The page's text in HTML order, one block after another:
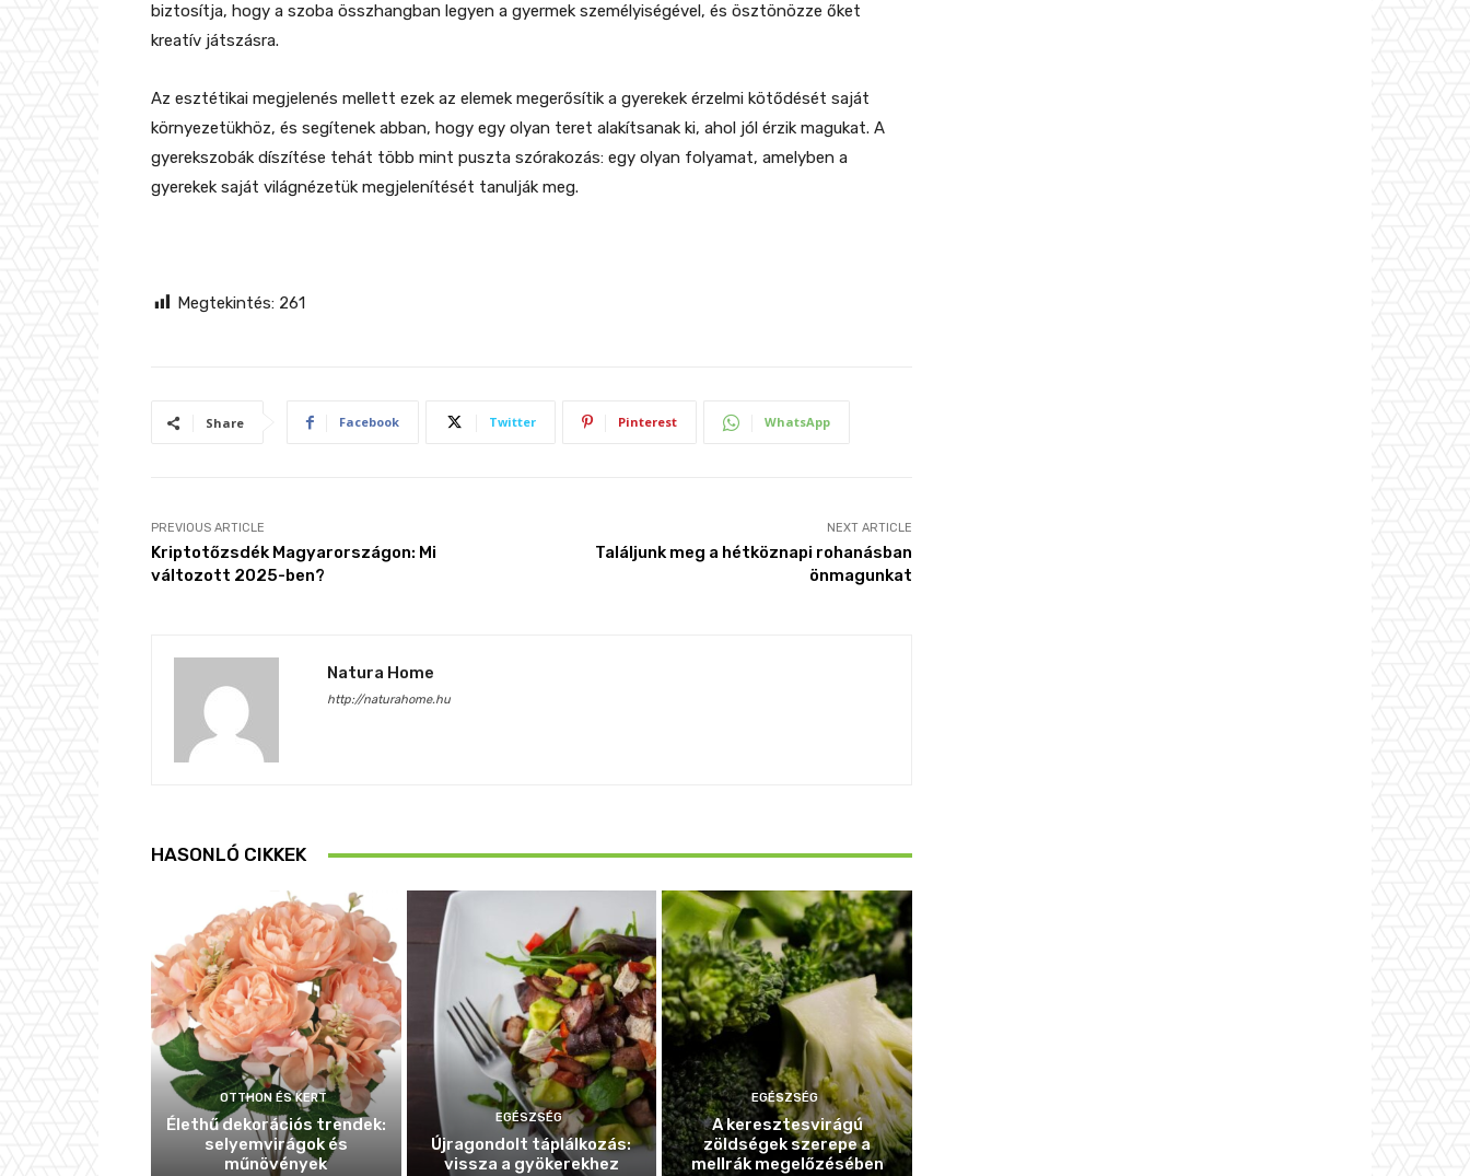
biztosítja, hogy a szoba összhangban legyen a gyermek személyiségével, és ösztönözze őket
kreatív játszásra.
Az esztétikai megjelenés mellett ezek az elemek megerősítik a gyerekek érzelmi kötődését saját
környezetükhöz, és segítenek abban, hogy egy olyan teret alakítsanak ki, ahol jól érzik magukat. A
gyerekszobák díszítése tehát több mint puszta szórakozás: egy olyan folyamat, amelyben a
gyerekek saját világnézetük megjelenítését tanulják meg.
Megtekintés: 261
Share Facebook Twitter Pinterest WhatsApp
PREVIOUS ARTICLE
Kriptotőzsdék Magyarországon: Mi
változott 2025-ben?
NEXT ARTICLE
Találjunk meg a hétköznapi rohanásban
önmagunkat
Natura Home
http://naturahome.hu
HASONLÓ CIKKEK
OTTHON ÉS KERT
Élethű dekorációs trendek:
selyemvirágok és
műnövények
EGÉSZSÉG
Újragondolt táplálkozás:
vissza a gyökerekhez
EGÉSZSÉG
A keresztesvirágú
zöldségek szerepe a
mellrák megelőzésében